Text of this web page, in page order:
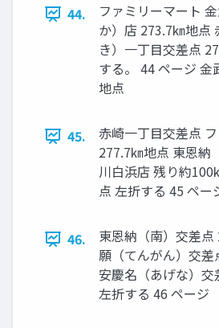
44.
ファミリーマート
か）店 273.7㎞地点
き）一丁目交差点
する。 44 ページ 金
地点
45.
赤崎一丁目交差点
277.7㎞地点 東恩納
川白浜店 残り約
点 左折する 45 ペー
46.
東恩納（南）交差点
願（てんがん）交差
安慶名（あげな）
左折する 46 ページ